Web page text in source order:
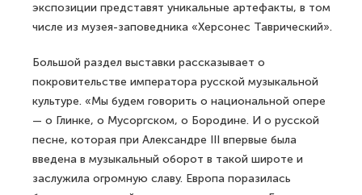
экспозиции представят уникальные артефакты, в том
числе из музея-заповедника «Херсонес Таврический».
Большой раздел выставки рассказывает о
покровительстве императора русской музыкальной
культуре. «Мы будем говорить о национальной опере
— о Глинке, о Мусоргском, о Бородине. И о русской
песне, которая при Александре III впервые была
введена в музыкальный оборот в такой широте и
заслужила огромную славу. Европа поразилась